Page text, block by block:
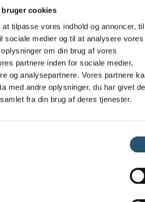
bruger cookies
tilpasse vores indhold og annoncer,
sociale medier og til at analysere vores
om din brug af vores
partnere inden for sociale medier,
og analysepartnere. Vores partnere
med andre oplysninger, du har givet
fra din brug af deres tjenester.
i din ansøgning. Hos os bliver du
hvor faglighed, ansvarlighed og
faget og trives med både selvstændige
et team, ser vi gode muligheder for, at du
lægger vægt på ordentlige arbejdsforhold,
hvor kvalitet og godt kollegaskab går
din ansøgning og høre mere om, hvad du
velkommen i vores team snarest muligt.
ansvar